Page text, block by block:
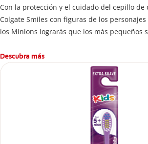
Con la protección y el cuidado del cepillo
Colgate Smiles con figuras de los
los Minions lograrás que los más pequeños
Descubra más